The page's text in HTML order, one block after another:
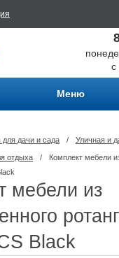
с
Меню
для дачи и сада / Уличная и
отдыха /
Комплект мебели
мебели из
Black